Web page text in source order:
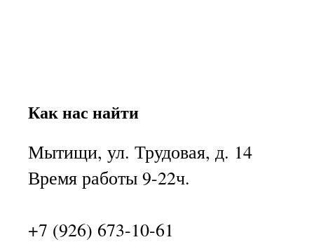
Как нас найти
Мытищи, ул. Трудовая, д. 14
Время работы 9-22ч.
+7 (926) 673-10-61